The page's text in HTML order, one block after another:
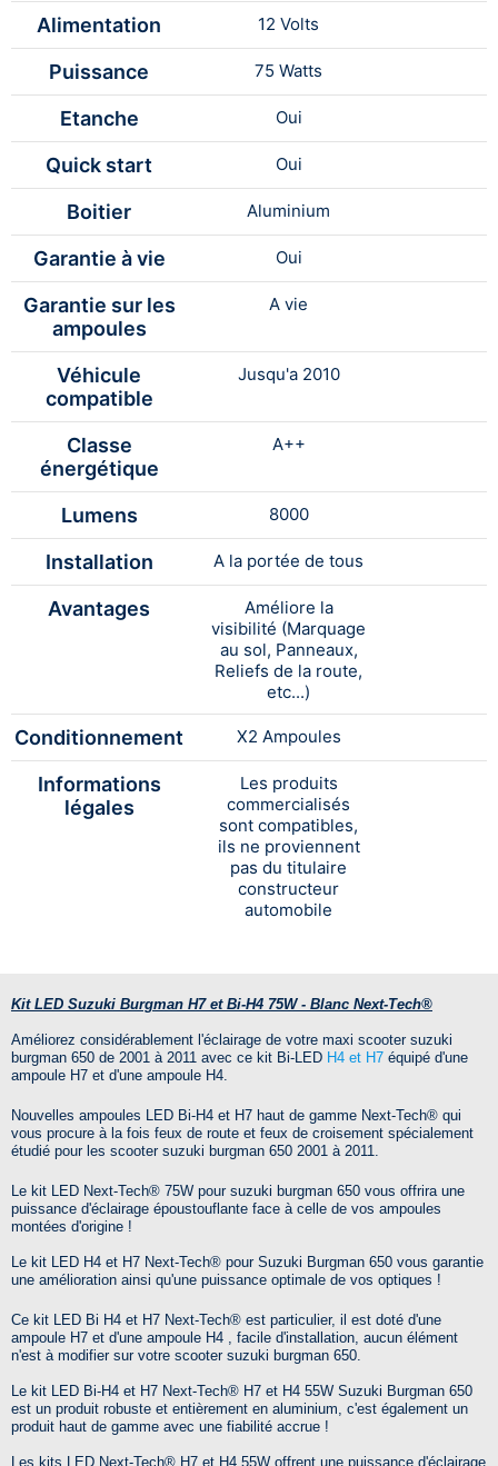
Alimentation 12 Volts
Puissance 75 Watts
Etanche Oui
Quick start Oui
Boitier Aluminium
Garantie à vie Oui
Garantie sur les
ampoules
A vie
Véhicule
compatible
Jusqu'a 2010
Classe
énergétique
A++
Lumens 8000
Installation A la portée de tous
Avantages
Améliore la
visibilité (Marquage
au sol, Panneaux,
Reliefs de la route,
etc...)
Conditionnement X2 Ampoules
Informations
légales
Les produits
commercialisés
sont compatibles,
ils ne proviennent
pas du titulaire
constructeur
automobile
Kit LED Suzuki Burgman H7 et Bi-H4 75W - Blanc Next-Tech®
Améliorez considérablement l'éclairage de votre maxi scooter suzuki
burgman 650 de 2001 à 2011 avec ce kit Bi-LED H4 et H7 équipé d'une
ampoule H7 et d'une ampoule H4.
Nouvelles ampoules LED Bi-H4 et H7 haut de gamme Next-Tech® qui
vous procure à la fois feux de route et feux de croisement spécialement
étudié pour les scooter suzuki burgman 650 2001 à 2011.
Le kit LED Next-Tech® 75W pour suzuki burgman 650 vous offrira une
puissance d'éclairage époustouflante face à celle de vos ampoules
montées d'origine !
Le kit LED H4 et H7 Next-Tech® pour Suzuki Burgman 650 vous garantie
une amélioration ainsi qu'une puissance optimale de vos optiques !
Ce kit LED Bi H4 et H7 Next-Tech® est particulier, il est doté d'une
ampoule H7 et d'une ampoule H4 , facile d'installation, aucun élément
n'est à modifier sur votre scooter suzuki burgman 650.
Le kit LED Bi-H4 et H7 Next-Tech® H7 et H4 55W Suzuki Burgman 650
est un produit robuste et entièrement en aluminium, c'est également un
produit haut de gamme avec une fiabilité accrue !
Les kits LED Next-Tech® H7 et H4 55W offrent une puissance d'éclairage